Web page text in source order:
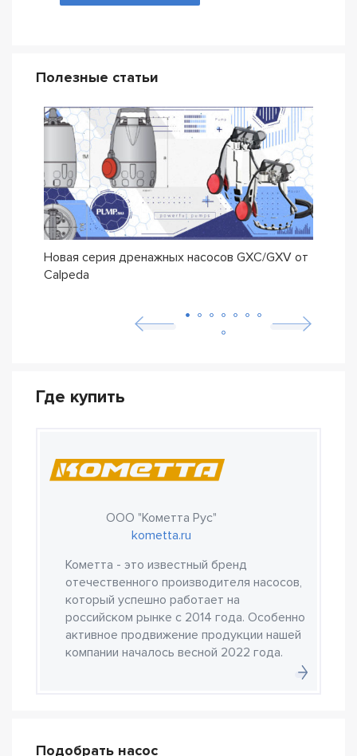
Полезные статьи
Новая серия дренажных насосов GXC/GXV от
Calpeda
Где купить
ООО "Кометта Рус"
kometta.ru
Кометта - это известный бренд
отечественного производителя насосов,
который успешно работает на
российском рынке с 2014 года. Особенно
активное продвижение продукции нашей
компании началось весной 2022 года.
Подобрать насос